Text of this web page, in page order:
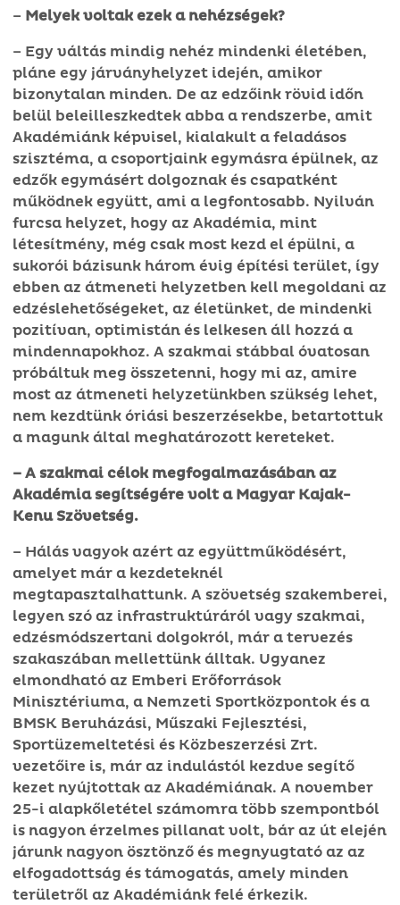
– Melyek voltak ezek a nehézségek?
– Egy váltás mindig nehéz mindenki életében,
pláne egy járványhelyzet idején, amikor
bizonytalan minden. De az edzőink rövid időn
belül beleilleszkedtek abba a rendszerbe, amit
Akadémiánk képvisel, kialakult a feladásos
szisztéma, a csoportjaink egymásra épülnek, az
edzők egymásért dolgoznak és csapatként
működnek együtt, ami a legfontosabb. Nyilván
furcsa helyzet, hogy az Akadémia, mint
létesítmény, még csak most kezd el épülni, a
sukorói bázisunk három évig építési terület, így
ebben az átmeneti helyzetben kell megoldani az
edzéslehetőségeket, az életünket, de mindenki
pozitívan, optimistán és lelkesen áll hozzá a
mindennapokhoz. A szakmai stábbal óvatosan
próbáltuk meg összetenni, hogy mi az, amire
most az átmeneti helyzetünkben szükség lehet,
nem kezdtünk óriási beszerzésekbe, betartottuk
a magunk által meghatározott kereteket.
– A szakmai célok megfogalmazásában az
Akadémia segítségére volt a Magyar Kajak-
Kenu Szövetség.
– Hálás vagyok azért az együttműködésért,
amelyet már a kezdeteknél
megtapasztalhattunk. A szövetség szakemberei,
legyen szó az infrastruktúráról vagy szakmai,
edzésmódszertani dolgokról, már a tervezés
szakaszában mellettünk álltak. Ugyanez
elmondható az Emberi Erőforrások
Minisztériuma, a Nemzeti Sportközpontok és a
BMSK Beruházási, Műszaki Fejlesztési,
Sportüzemeltetési és Közbeszerzési Zrt.
vezetőire is, már az indulástól kezdve segítő
kezet nyújtottak az Akadémiának. A november
25-i alapkőletétel számomra több szempontból
is nagyon érzelmes pillanat volt, bár az út elején
járunk nagyon ösztönző és megnyugtató az az
elfogadottság és támogatás, amely minden
területről az Akadémiánk felé érkezik.